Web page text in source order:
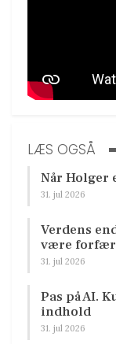
LÆS OGSÅ
Når Holger
31. jul 2026
Verdens
være
31. jul 2026
Pas på AI.
indhold
31. jul 2026